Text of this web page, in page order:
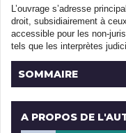
L’ouvrage s’adresse
droit, subsidiairement à
accessible pour les non-
tels que les interprètes
SOMMAIRE
A PROPOS DE